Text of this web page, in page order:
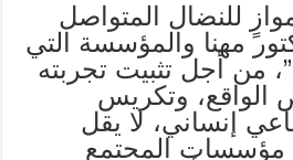
للنضال المتواصل
مهنا والمؤسسة التي
من أجل تثبيت تجربته
الواقع، وتكريس
إنساني، لا يقل
مؤسسات المجتمع